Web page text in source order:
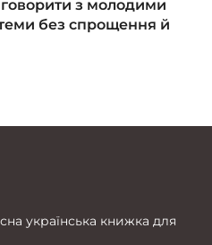
говорити з молодими
без спрощення й
українська книжка для